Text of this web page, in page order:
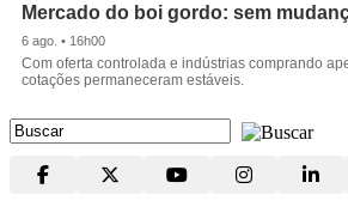
Mercado do boi gordo: sem
6 ago. • 16h00
Com oferta controlada e indústrias comprando
cotações permaneceram estáveis.